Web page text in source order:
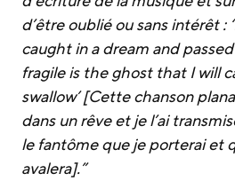
d’être oublié ou sans intérêt :
caught in a dream and
fragile is the ghost that I will
swallow’ [Cette chanson
dans un rêve et je l’ai
le fantôme que je porterai et
avalera].”